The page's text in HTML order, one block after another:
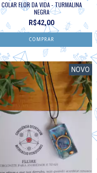
COLAR FLOR DA VIDA - TURMALINA
NEGRA
R$42,00
NOVO